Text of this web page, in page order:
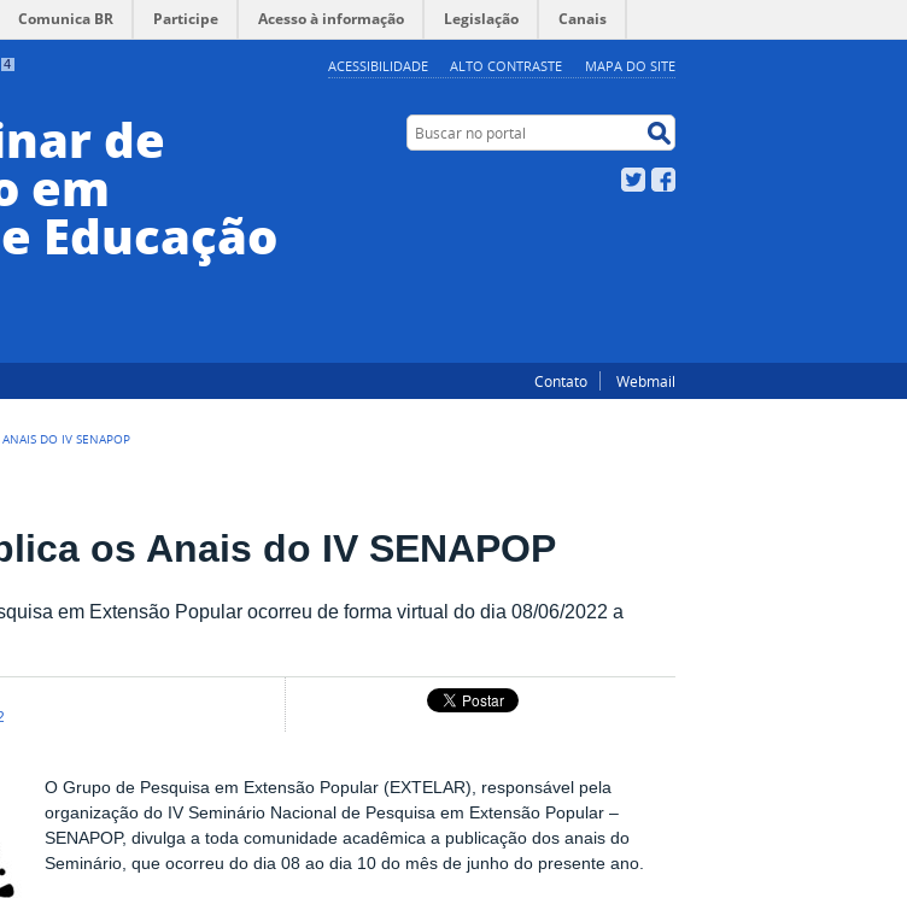
4 ACESSIBILIDADE ALTO CONTRASTE MAPA DO SITE
Comunica BR Participe Acesso à informação Legislação Canais
de
em
Educação
Buscar no portal
Twitter
Contato Webmail
ANAIS DO IV SENAPOP
os Anais do IV SENAPOP
em Extensão Popular ocorreu de forma virtual do dia 08/06/2022 a
O Grupo de Pesquisa em Extensão Popular (EXTELAR), responsável pela
organização do IV Seminário Nacional de Pesquisa em Extensão Popular –
SENAPOP, divulga a toda comunidade acadêmica a publicação dos anais do
Seminário, que ocorreu do dia 08 ao dia 10 do mês de junho do presente ano.